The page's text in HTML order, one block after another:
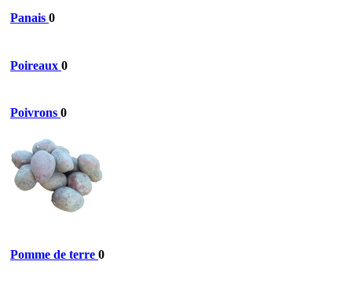
Panais 0
Poireaux 0
Poivrons 0
Pomme de terre 0